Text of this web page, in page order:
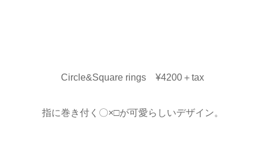
Circle&Square rings ¥4200＋tax
指に巻き付く〇×□が可愛らしいデザイン。